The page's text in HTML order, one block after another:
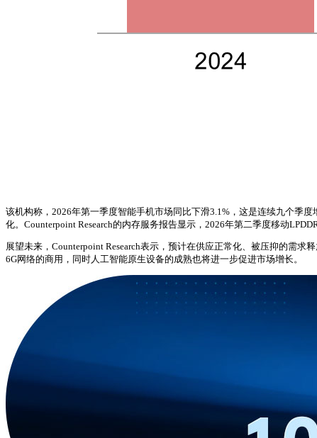
该机构称，2026年第一季度智能手机市场同比下滑3.1%，这是连续九个季
化。Counterpoint Research的内存服务报告显示，2026年第二季度移动
展望未来，Counterpoint Research表示，预计在供应正常化、被压抑的需
6G网络的商用，同时人工智能原生设备的成熟也将进一步促进市场增长。